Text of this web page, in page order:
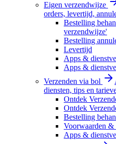
Eigen verzendwijze
orders, levertijd,
Bestelling
verzendwijze'
Bestelling
Levertijd
Apps &
Apps &
Verzenden via bol
diensten, tips en
Ontdek
Ontdek
Bestelling
Voorwaarden &
Apps &